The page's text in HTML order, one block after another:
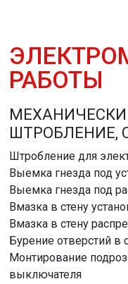
РАБОТЫ
ШТРОБЛЕНИЕ,
Штробление для
Выемка гнезда под
Выемка гнезда под
Вмазка в стену
Вмазка в стену
Бурение отверстий в
Монтирование
выключателя